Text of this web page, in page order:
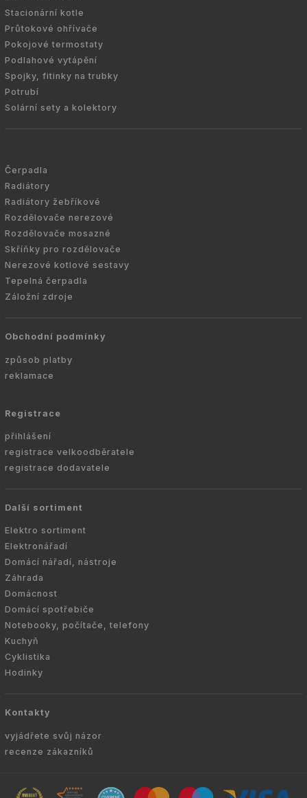
Stacionární kotle
Průtokové ohřívače
Pokojové termostaty
Podlahové vytápění
Spojky, fitinky na trubky
Potrubí
Solární sety a kolektory
Čerpadla
Radiátory
Radiátory žebříkové
Rozdělovače nerezové
Rozdělovače mosazné
Skříňky pro rozdělovače
Nerezové kotlové sestavy
Tepelná čerpadla
Záložní zdroje
Obchodní podmínky
způsob platby
reklamace
Registrace
přihlášení
registrace velkoodběratele
registrace dodavatele
Další sortiment
Elektro sortiment
Elektronářadí
Domácí nářadí, nástroje
Záhrada
Domácnost
Domácí spotřebiče
Notebooky, počítače, telefony
Kuchyň
Cyklistika
Hodinky
Kontakty
vyjádřete svůj názor
recenze zákazníků